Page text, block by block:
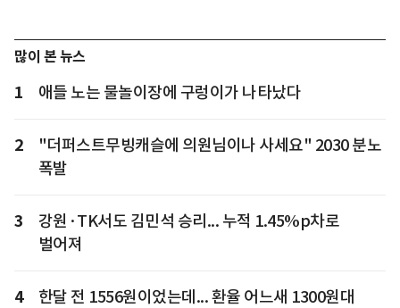
많이 본 뉴스
1 애들 노는 물놀이장에 구렁이가 나타났다
2
"더퍼스트무빙캐슬에 의원님이나 사세요" 2030 분노
폭발
3
강원·TK서도 김민석 승리... 누적 1.45%p차로
벌어져
4
한달 전 1556원이었는데... 환율 어느새 1300원대